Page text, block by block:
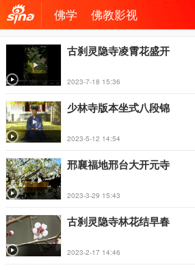
机新
浪网
佛学 佛教影视
古刹灵隐寺凌霄花盛开
2023-7-18 15:36
少林寺版本坐式八段锦
2023-5-12 14:54
邢襄福地邢台大开元寺
2023-3-29 15:43
古刹灵隐寺林花结早春
2023-2-17 14:46